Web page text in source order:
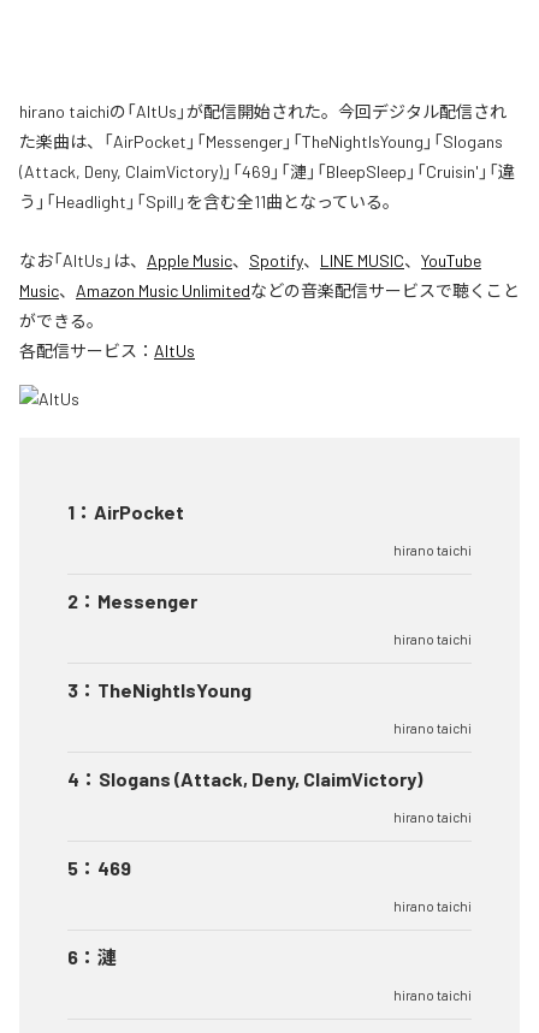
hirano taichiの「AltUs」が配信開始された。今回デジタル配信され
た楽曲は、「AirPocket」「Messenger」「TheNightIsYoung」「Slogans
(Attack, Deny, ClaimVictory)」「469」「漣」「BleepSleep」「Cruisin'」「違
う」「Headlight」「Spill」を含む全11曲となっている。
なお「AltUs 」は、 Apple Music、 Spotify、 LINE MUSIC、 YouTube
Music、 Amazon Music Unlimitedなどの音楽配信サービスで聴くこと
ができる。
各配信サービス： AltUs
1 ： AirPocket
hirano taichi
2 ： Messenger
hirano taichi
3 ： TheNightIsYoung
hirano taichi
4 ： Slogans (Attack, Deny, ClaimVictory)
hirano taichi
5 ： 469
hirano taichi
6 ： 漣
hirano taichi